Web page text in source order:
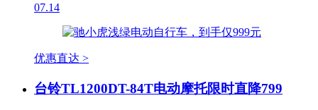
07.14
优惠直达 >
台铃TL1200DT-84T电动摩托限时直降799